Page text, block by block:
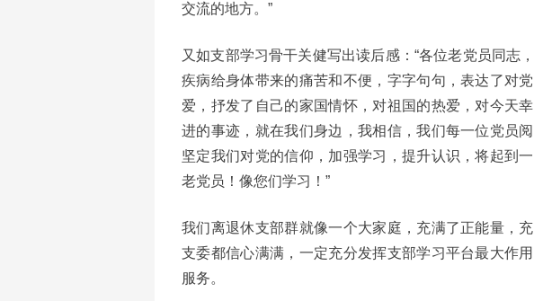
交流的地方。”
又如支部学习骨干关健写出读后感：“各位老党员同志
疾病给身体带来的痛苦和不便，字字句句，表达了对
爱，抒发了自己的家国情怀，对祖国的热爱，对今天
进的事迹，就在我们身边，我相信，我们每一位党员
坚定我们对党的信仰，加强学习，提升认识，将起到
老党员！像您们学习！”
我们离退休支部群就像一个大家庭，充满了正能量，
支委都信心满满，一定充分发挥支部学习平台最大作
服务。